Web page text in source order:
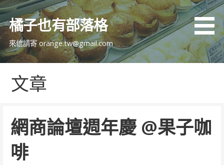
跳
主
內
橘子也有部落格
來信請寄 orange.tw@gmail.com
文章
網商論壇週年慶 @果子咖
啡